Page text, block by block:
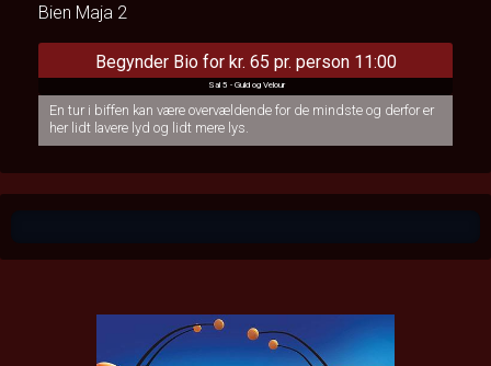
Bien Maja 2
Sal 5 - Guld og Velour
Begynder Bio for kr. 65 pr. person 11:00
En tur i biffen kan være overvældende for de mindste og derfor er
her lidt lavere lyd og lidt mere lys.